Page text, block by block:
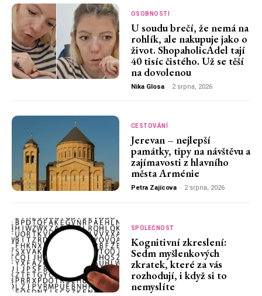
OSOBNOSTI
U soudu brečí, že nemá na
rohlík, ale nakupuje jako o
život. ShopaholicAdel tají
40 tisíc čistého. Už se těší
na dovolenou
Nika Glosa - 2 srpna, 2026
CESTOVÁNÍ
Jerevan – nejlepší
památky, tipy na návštěvu a
zajímavosti z hlavního
města Arménie
Petra Zajícova - 2 srpna, 2026
SPOLEČNOST
Kognitivní zkreslení:
Sedm myšlenkových
zkratek, které za vás
rozhodují, i když si to
nemyslíte